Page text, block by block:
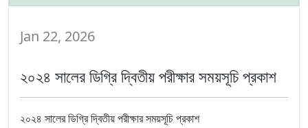
Jan 22, 2026
২০২৪ সালের ডিগ্রি দ্বিতীয় পরীক্ষার সময়সূচি প্রকাশ
২০২৪ সালের ডিগ্রি দ্বিতীয় পরীক্ষার সময়সূচি প্রকাশ